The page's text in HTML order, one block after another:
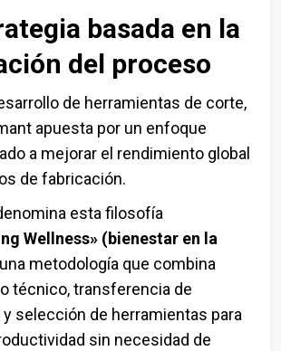
basada en la
del proceso
de herramientas de corte,
apuesta por un enfoque
a mejorar el rendimiento global
de fabricación.
esta filosofía
Wellness» (bienestar en la
metodología que combina
técnico, transferencia de
selección de herramientas para
sin necesidad de